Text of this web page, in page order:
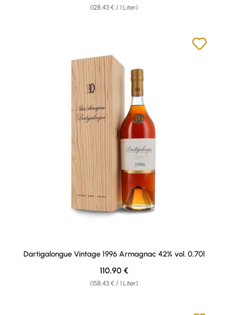
(128,43 € / 1 Liter)
Dartigalongue Vintage 1996 Armagnac 42% vol. 0,70l
(158,43 € / 1 Liter)
Regulärer Preis:
110,90 €